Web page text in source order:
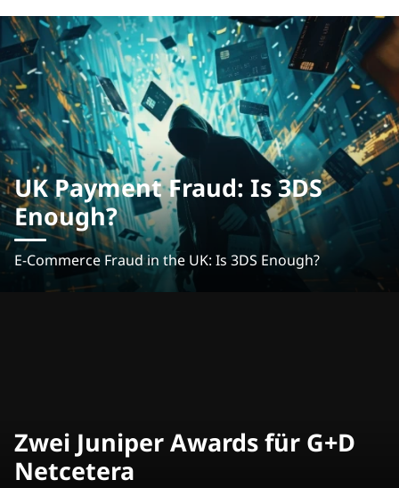
UK Payment Fraud: Is 3DS
Enough?
E-Commerce Fraud in the UK: Is 3DS Enough?
Zwei Juniper Awards für G+D
Netcetera